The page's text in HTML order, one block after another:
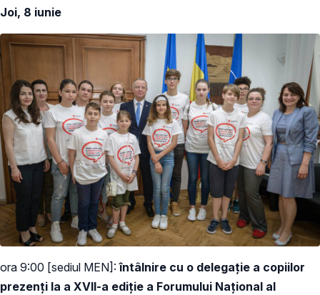
Joi, 8 iunie
ora 9:00 [sediul MEN]:întâlnire cu o delegație a copiilor
prezenți la a XVII-a ediție a Forumului Național al